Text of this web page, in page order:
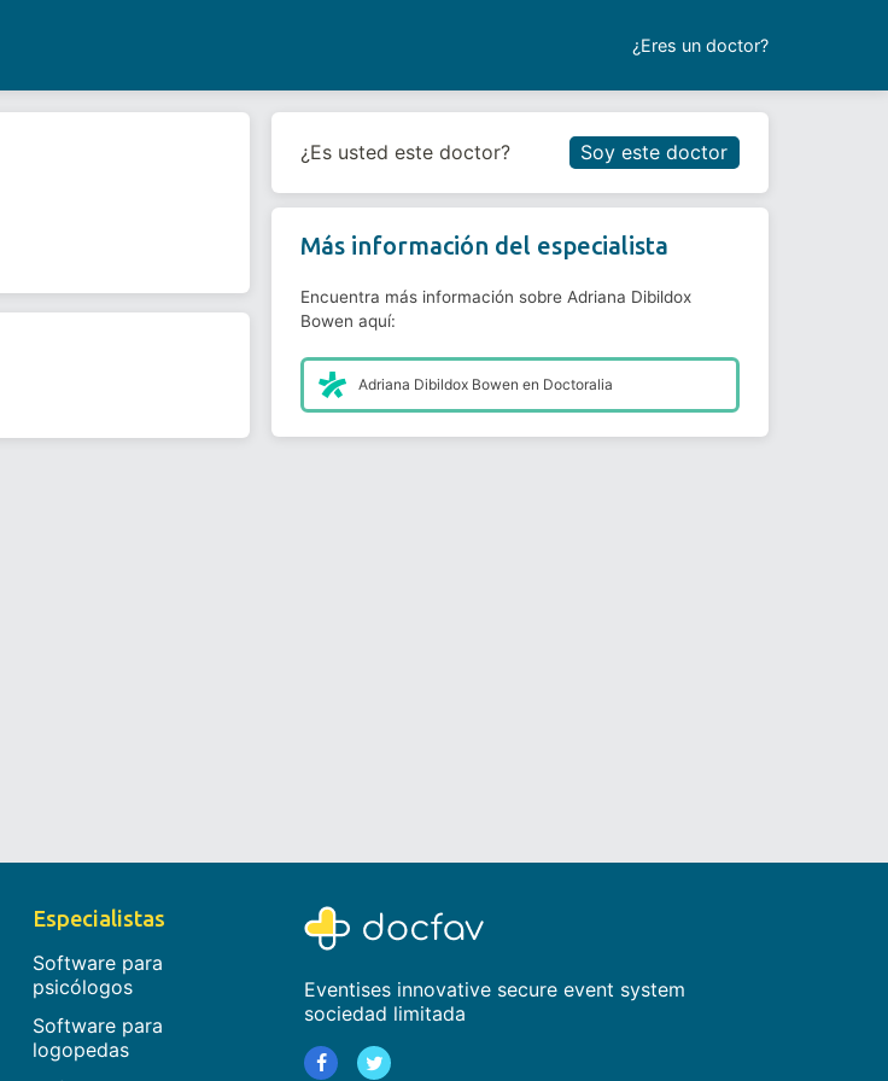
¿Eres un doctor?
Reservar cita
¿Es usted este doctor? Soy este doctor
Más información del especialista
Encuentra más información sobre Adriana Dibildox
Bowen aquí:
Adriana Dibildox Bowen en Doctoralia
Especialistas
Software para
psicólogos
Software para
logopedas
Eventises innovative secure event system
sociedad limitada